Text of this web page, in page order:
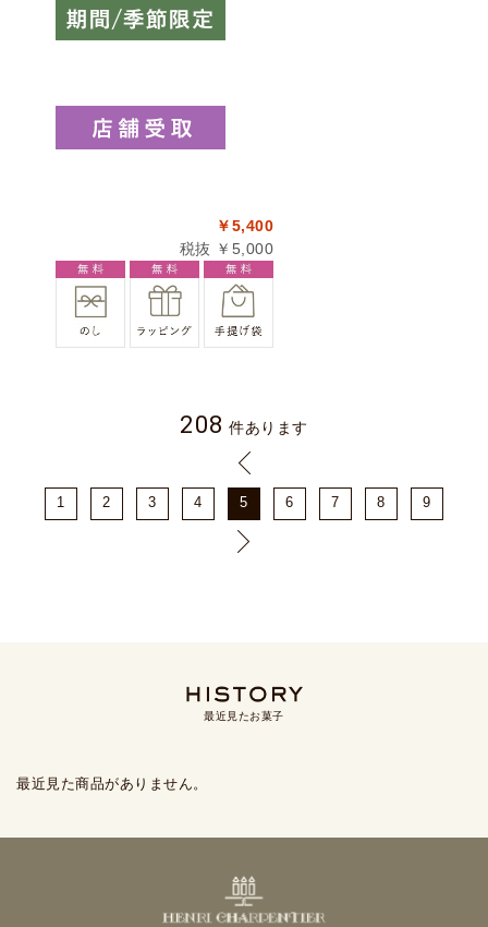
￥5,400
税抜 ￥5,000
208 件あります
1 2 3 4 5 6 7 8 9
最近見たお菓子
最近見た商品がありません。